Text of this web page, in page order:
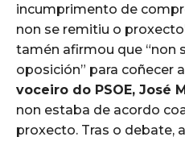
incumprimento de
non se remitiu o
tamén afirmou que “non
oposición” para coñecer
voceiro do PSOE, José
non estaba de acordo
proxecto. Tras o debate,